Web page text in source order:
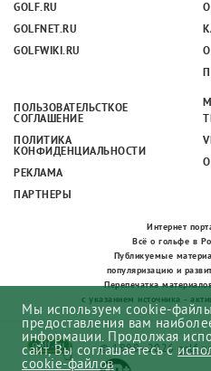
GOLF.RU
GOLFNET.RU
GOLFWIKI.RU
ПОЛЬЗОВАТЕЛЬСТКОЕ
СОГЛАШЕНИЕ
ПОЛИТИКА
КОНФИДЕНЦИАЛЬНОСТИ
РЕКЛАМА
ПАРТНЕРЫ
Интернет
Всё о гольфе в
Публикуемые
популяризацию и
Перепечатка
с указанием источника -
© 1999–2026 golf.ru
Мы используем cookie-
предоставления вам
информации. Продолжая
сайт, Вы соглашаетесь с
cookie-файлов